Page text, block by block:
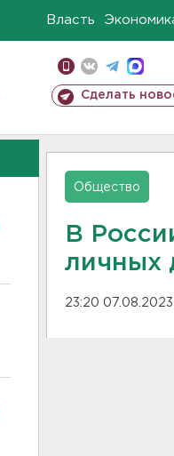
Власть
Сделать
Общество
В
личных
23:20 07.08.2023